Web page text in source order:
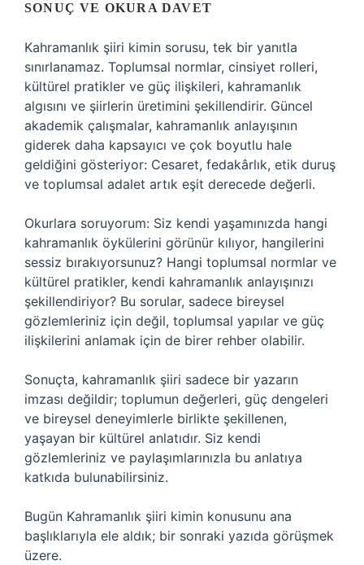
SONUÇ VE OKURA DAVET
Kahramanlık şiiri kimin sorusu, tek bir yanıtla
sınırlanamaz. Toplumsal normlar, cinsiyet rolleri,
kültürel pratikler ve güç ilişkileri, kahramanlık
algısını ve şiirlerin üretimini şekillendirir. Güncel
akademik çalışmalar, kahramanlık anlayışının
giderek daha kapsayıcı ve çok boyutlu hale
geldiğini gösteriyor: Cesaret, fedakârlık, etik duruş
ve toplumsal adalet artık eşit derecede değerli.
Okurlara soruyorum: Siz kendi yaşamınızda hangi
kahramanlık öykülerini görünür kılıyor, hangilerini
sessiz bırakıyorsunuz? Hangi toplumsal normlar ve
kültürel pratikler, kendi kahramanlık anlayışınızı
şekillendiriyor? Bu sorular, sadece bireysel
gözlemleriniz için değil, toplumsal yapılar ve güç
ilişkilerini anlamak için de birer rehber olabilir.
Sonuçta, kahramanlık şiiri sadece bir yazarın
imzası değildir; toplumun değerleri, güç dengeleri
ve bireysel deneyimlerle birlikte şekillenen,
yaşayan bir kültürel anlatıdır. Siz kendi
gözlemleriniz ve paylaşımlarınızla bu anlatıya
katkıda bulunabilirsiniz.
Bugün Kahramanlık şiiri kimin konusunu ana
başlıklarıyla ele aldık; bir sonraki yazıda görüşmek
üzere.